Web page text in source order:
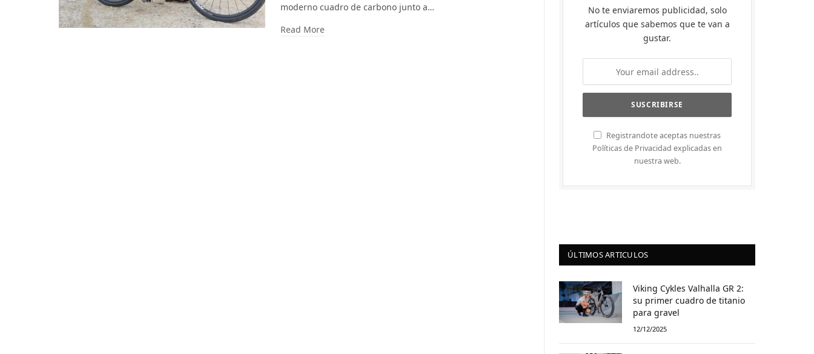
moderno cuadro de carbono junto a…
Read More
No te enviaremos publicidad, solo
artículos que sabemos que te van a
gustar.
Registrandote aceptas nuestras
Políticas de Privacidad explicadas en
nuestra web.
ÚLTIMOS ARTICULOS
Viking Cykles Valhalla GR 2:
su primer cuadro de titanio
para gravel
12/12/2025